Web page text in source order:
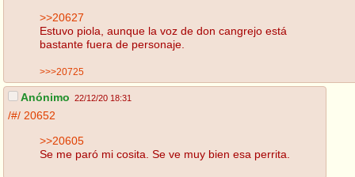
>>20627
Estuvo piola, aunque la voz de don cangrejo está
bastante fuera de personaje.
>>>20725
Anónimo 22/12/20 18:31
/#/ 20652
>>20605
Se me paró mi cosita. Se ve muy bien esa perrita.